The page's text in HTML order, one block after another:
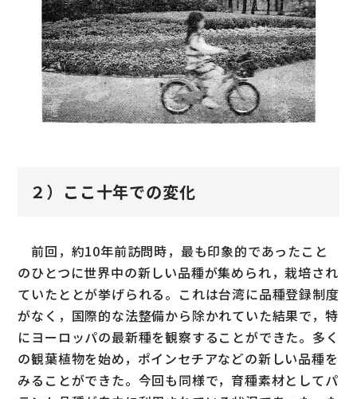
２）ここ十年での変化
前回，約10年前訪問時，最も印象的であったこと
のひとつに世界中の新しい品種が集められ，栽培され
ていたととが挙げられる。これは台湾に品種登録制度
がなく，国際的な法整備から除かれていた結果で，特
にヨーロッパの最新種を観察することができた。多く
の観葉植物を始め，ポインセチアなどの新しい品種を
みることができた。今回も同様で，育種素材としてパ